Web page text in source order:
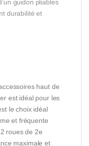
guidon pliables
durabilité et
haut de
est idéal pour les
le choix idéal
et fréquente
roues de 2e
maximale et